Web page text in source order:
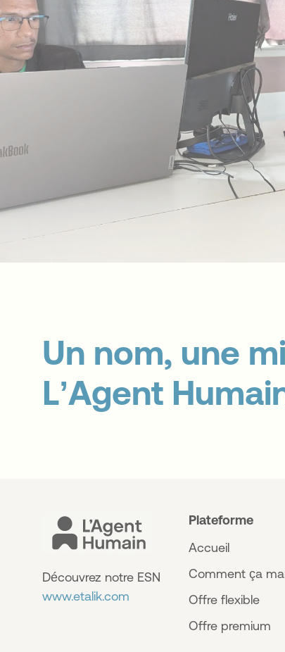
Un nom, une
L’Agent
Découvrez notre ESN
www.etalik.com
Plateforme
Accueil
Comment ça
Offre flexible
Offre premium